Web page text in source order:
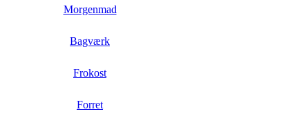
Morgenmad
Bagværk
Frokost
Forret